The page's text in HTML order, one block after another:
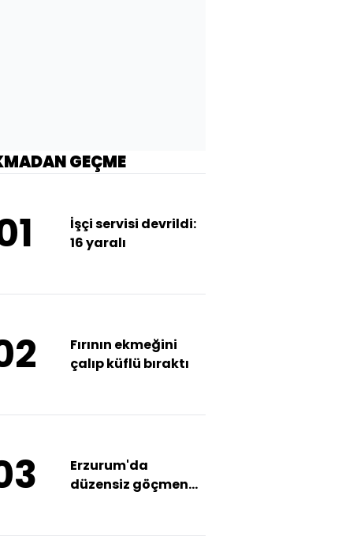
GEÇME
İşçi servisi devrildi:
16 yaralı
Fırının ekmeğini
çalıp küflü bıraktı
Erzurum'da
düzensiz göçmen